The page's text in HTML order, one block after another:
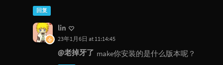
回复
lin
23年1月6日 at 11:14:45
@老掉牙了 make你安装的是什么版本呢？